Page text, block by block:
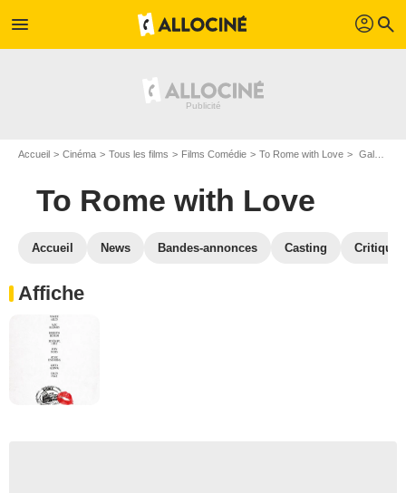
menu profil search
Accueil Cinéma Tous les films Films Comédie To Rome with Love Galerie photos du film To Rome with Love
To Rome with Love
Accueil News Bandes-annonces Casting
Affiche